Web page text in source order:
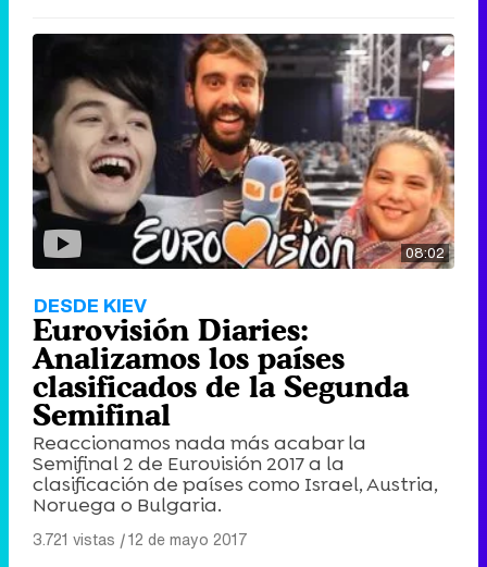
08:02
DESDE KIEV
Eurovisión Diaries:
Analizamos los países
clasificados de la Segunda
Semifinal
Reaccionamos nada más acabar la
Semifinal 2 de Eurovisión 2017 a la
clasificación de países como Israel, Austria,
Noruega o Bulgaria.
3.721 vistas |12 de mayo 2017